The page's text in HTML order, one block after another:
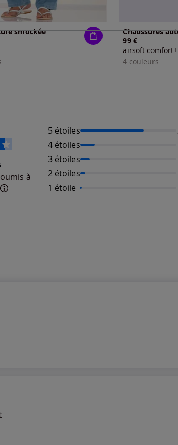
smockée
99 €
airsoft comfort+
4 couleurs
à
5 étoiles
4 étoiles
3 étoiles
2 étoiles
1 étoile